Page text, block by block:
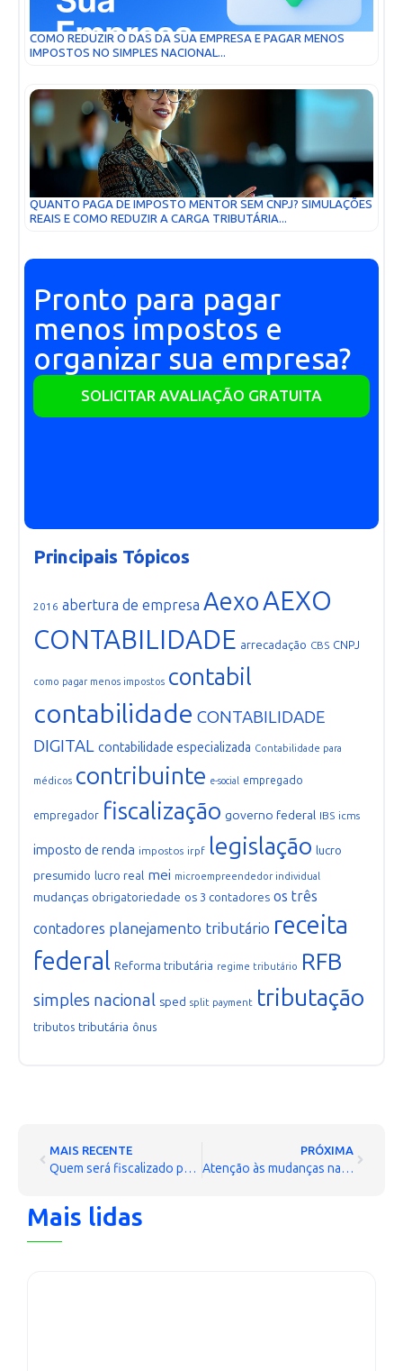
COMO REDUZIR O DAS DA SUA EMPRESA E PAGAR MENOS
IMPOSTOS NO SIMPLES NACIONAL...
QUANTO PAGA DE IMPOSTO MENTOR SEM CNPJ? SIMULAÇÕES
REAIS E COMO REDUZIR A CARGA TRIBUTÁRIA...
Pronto para pagar
menos impostos e
organizar sua empresa?
SOLICITAR AVALIAÇÃO GRATUITA
Principais Tópicos
2016 abertura de empresa AexoAEXO
CONTABILIDADE arrecadação CBS CNPJ
como pagar menos impostos contabil
contabilidade CONTABILIDADE
DIGITAL contabilidade especializada Contabilidade para
médicos contribuinte e-social empregado
empregador fiscalização governo federal IBS icms
imposto de renda impostos irpf legislação lucro
presumido lucro real mei microempreendedor individual
mudanças obrigatoriedade os 3 contadores os três
contadores planejamento tributário receita
federal Reforma tributária regime tributário RFB
simples nacional sped split payment tributação
tributos tributária ônus
MAIS RECENTE
Quem será fiscalizado pela Receita Federal em 2016?
PRÓXIMA
Atenção às mudanças na NF-e. O prazo expira no final do mês
Mais lidas